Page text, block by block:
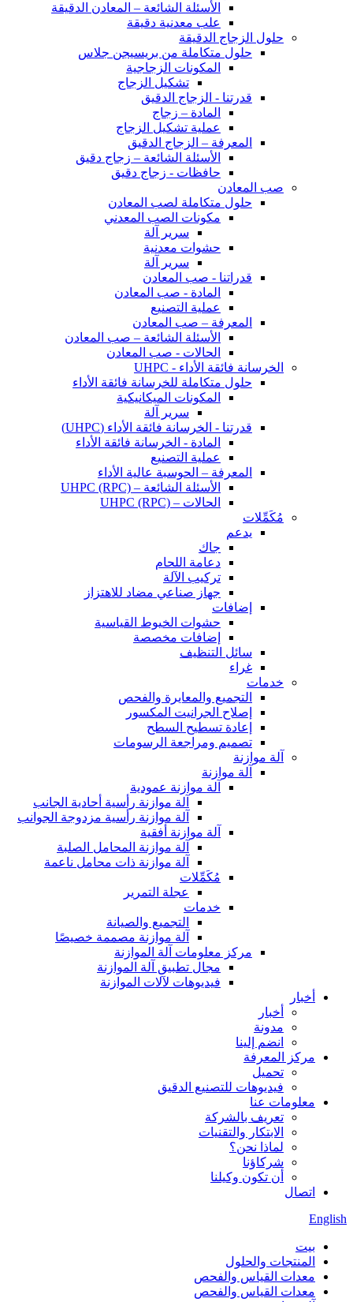
الأسئلة الشائعة – المعادن الدقيقة
علب معدنية دقيقة
حلول الزجاج الدقيقة
حلول متكاملة من بريسيجن جلاس
المكونات الزجاجية
تشكيل الزجاج
قدرتنا - الزجاج الدقيق
المادة – زجاج
عملية تشكيل الزجاج
المعرفة – الزجاج الدقيق
الأسئلة الشائعة – زجاج دقيق
حافظات - زجاج دقيق
صب المعادن
حلول متكاملة لصب المعادن
مكونات الصب المعدني
سرير آلة
حشوات معدنية
سرير آلة
قدراتنا - صب المعادن
المادة - صب المعادن
عملية التصنيع
المعرفة – صب المعادن
الأسئلة الشائعة – صب المعادن
الحالات - صب المعادن
الخرسانة فائقة الأداء - UHPC
حلول متكاملة للخرسانة فائقة الأداء
المكونات الميكانيكية
سرير آلة
قدرتنا - الخرسانة فائقة الأداء (UHPC)
المادة - الخرسانة فائقة الأداء
عملية التصنيع
المعرفة – الحوسبة عالية الأداء
الأسئلة الشائعة – UHPC (RPC)
الحالات – UHPC (RPC)
مُكَمِّلات
يدعم
جاك
دعامة اللحام
تركيب الآلة
جهاز صناعي مضاد للاهتزاز
إضافات
حشوات الخيوط القياسية
إضافات مخصصة
سائل التنظيف
غراء
خدمات
التجميع والمعايرة والفحص
إصلاح الجرانيت المكسور
إعادة تسطيح السطح
تصميم ومراجعة الرسومات
آلة موازنة
آلة موازنة
آلة موازنة عمودية
آلة موازنة رأسية أحادية الجانب
آلة موازنة رأسية مزدوجة الجوانب
آلة موازنة أفقية
آلة موازنة المحامل الصلبة
آلة موازنة ذات محامل ناعمة
مُكَمِّلات
عجلة التمرير
خدمات
التجميع والصيانة
آلة موازنة مصممة خصيصًا
مركز معلومات آلة الموازنة
مجال تطبيق آلة الموازنة
فيديوهات لآلات الموازنة
أخبار
أخبار
مدونة
انضم إلينا
مركز المعرفة
تحميل
فيديوهات للتصنيع الدقيق
معلومات عنا
تعريف بالشركة
الابتكار والتقنيات
لماذا نحن؟
شركاؤنا
أن تكون وكيلنا
اتصال
English
بيت
المنتجات والحلول
معدات القياس والفحص
معدات القياس والفحص